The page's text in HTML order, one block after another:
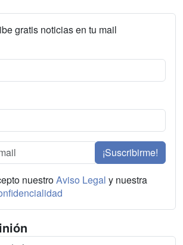
gratis noticias en tu mail
¡Suscribirme!
nuestroAviso Legal y nuestra